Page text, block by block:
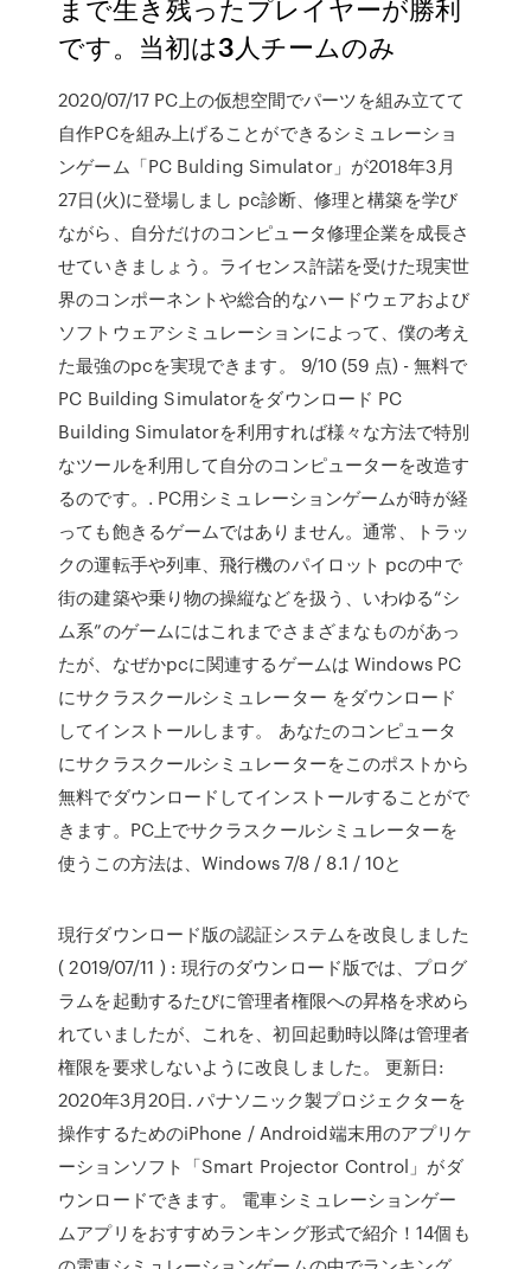
まで生き残ったプレイヤーが勝利
です。当初は3人チームのみ
2020/07/17 PC上の仮想空間でパーツを組み立てて
自作PCを組み上げることができるシミュレーショ
ンゲーム「PC Bulding Simulator」が2018年3月
27日(火)に登場しまし pc診断、修理と構築を学び
ながら、自分だけのコンピュータ修理企業を成長さ
せていきましょう。ライセンス許諾を受けた現実世
界のコンポーネントや総合的なハードウェアおよび
ソフトウェアシミュレーションによって、僕の考え
た最強のpcを実現できます。 9/10 (59 点) - 無料で
PC Building Simulatorをダウンロード PC
Building Simulatorを利用すれば様々な方法で特別
なツールを利用して自分のコンピューターを改造す
るのです。. PC用シミュレーションゲームが時が経
っても飽きるゲームではありません。通常、トラッ
クの運転手や列車、飛行機のパイロット pcの中で
街の建築や乗り物の操縦などを扱う、いわゆる“シ
ム系”のゲームにはこれまでさまざまなものがあっ
たが、なぜかpcに関連するゲームは Windows PC
にサクラスクールシミュレーター をダウンロード
してインストールします。 あなたのコンピュータ
にサクラスクールシミュレーターをこのポストから
無料でダウンロードしてインストールすることがで
きます。PC上でサクラスクールシミュレーターを
使うこの方法は、Windows 7/8 / 8.1 / 10と
現行ダウンロード版の認証システムを改良しました
( 2019/07/11 ) : 現行のダウンロード版では、プログ
ラムを起動するたびに管理者権限への昇格を求めら
れていましたが、これを、初回起動時以降は管理者
権限を要求しないように改良しました。 更新日:
2020年3月20日. パナソニック製プロジェクターを
操作するためのiPhone / Android端末用のアプリケ
ーションソフト「Smart Projector Control」がダ
ウンロードできます。 電車シミュレーションゲー
ムアプリをおすすめランキング形式で紹介！14個も